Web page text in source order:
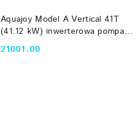
Aquajoy Model A Vertical 41T
(41.12 kW) inwerterowa pompa
ciepła do basenu do 150m3
AVMVA-FI41RW
Cena:
21001.00
DO KOSZYKA